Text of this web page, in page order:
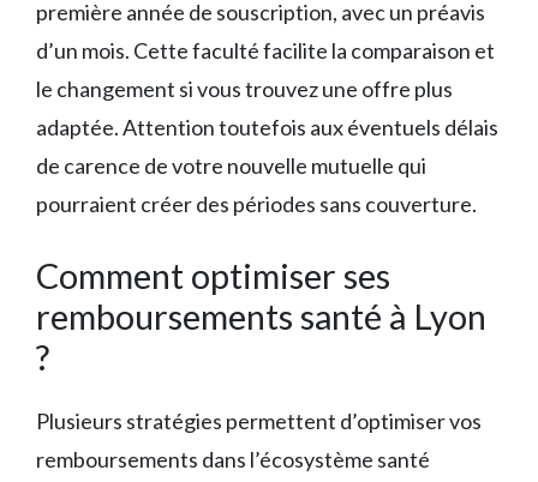
première année de souscription, avec un préavis
d’un mois. Cette faculté facilite la comparaison et
le changement si vous trouvez une offre plus
adaptée. Attention toutefois aux éventuels délais
de carence de votre nouvelle mutuelle qui
pourraient créer des périodes sans couverture.
Comment optimiser ses
remboursements santé à Lyon
?
Plusieurs stratégies permettent d’optimiser vos
remboursements dans l’écosystème santé